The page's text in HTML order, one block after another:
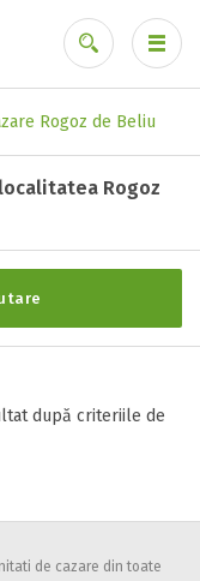
Rogoz de Beliu
Rogoz
după criteriile de
de cazare din toate